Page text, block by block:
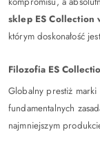
sklep ES Collection
którym doskonałość
Filozofia ES
Globalny prestiż
fundamentalnych
najmniejszym